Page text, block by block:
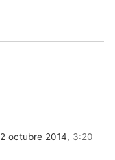
2 octubre 2014, 3:20